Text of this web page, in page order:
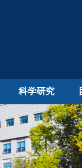
教育 科学研